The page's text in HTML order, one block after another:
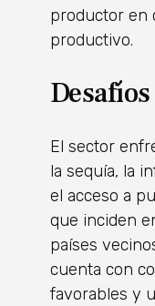
productor en
productivo.
El sector
la sequía, la
el acceso a
que inciden
países
cuenta con
favorables y